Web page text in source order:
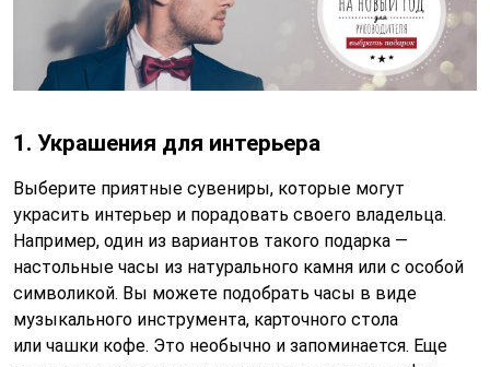
1. Украшения для интерьера
Выберите приятные сувениры, которые могут
украсить интерьер и порадовать своего владельца.
Например, один из вариантов такого подарка —
настольные часы из натурального камня или с особой
символикой. Вы можете подобрать часы в виде
музыкального инструмента, карточного стола
или чашки кофе. Это необычно и запоминается. Еще